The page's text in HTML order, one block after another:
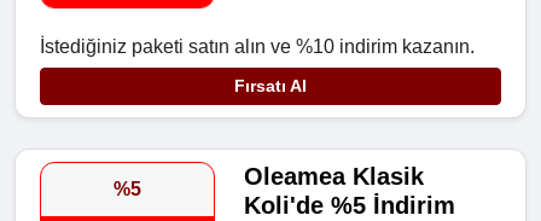
İstediğiniz paketi satın alın ve %10 indirim kazanın.
Fırsatı Al
%5
Oleamea Klasik
Koli'de %5 İndirim